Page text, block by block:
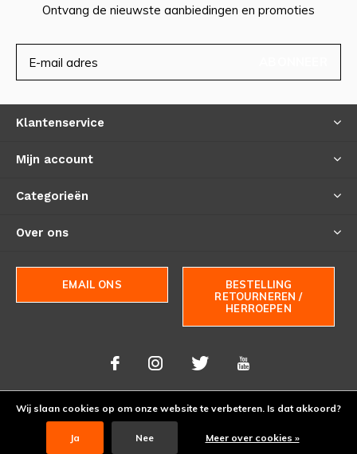
Ontvang de nieuwste aanbiedingen en promoties
Klantenservice
Mijn account
Categorieën
Over ons
EMAIL ONS
BESTELLING
RETOURNEREN /
HERROEPEN
© Copyright2026- Theme By
Wij slaan cookies op om onze website te verbeteren. Is dat akkoord?
Ja Nee Meer over cookies »